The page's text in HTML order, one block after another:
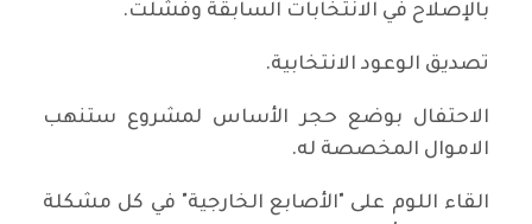
بالإصلاح في الانتخابات السابقة وفشلت.
تصديق الوعود الانتخابية.
الاحتفال بوضع حجر الأساس لمشروع ستنهب
الاموال المخصصة له.
القاء اللوم على "الأصابع الخارجية" في كل مشكلة